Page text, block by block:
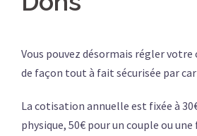
Vous pouvez désormais régler
de façon tout à fait sécurisée par
La cotisation annuelle est fixée à
physique, 50€ pour un couple ou